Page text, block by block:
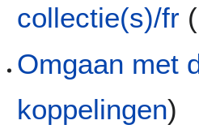
collectie(s)/fr (
Omgaan met
koppelingen)